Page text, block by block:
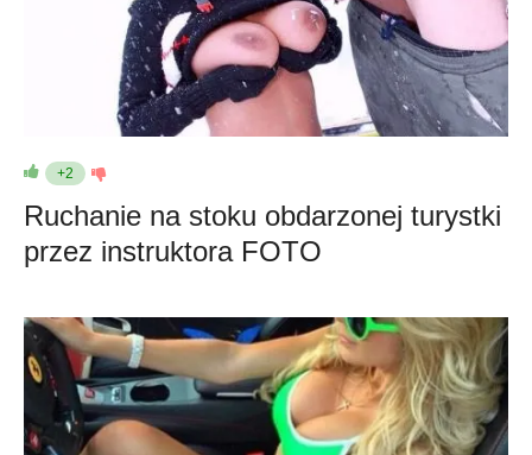
+2
Ruchanie na stoku obdarzonej turystki
przez instruktora FOTO